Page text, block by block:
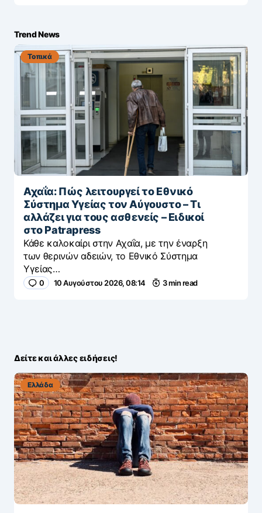
Trend News
Τοπικά
Αχαΐα: Πώς λειτουργεί το Εθνικό
Σύστημα Υγείας τον Αύγουστο – Τι
αλλάζει για τους ασθενείς – Eιδικοί
στο Patrapress
Κάθε καλοκαίρι στην Αχαΐα, με την έναρξη
των θερινών αδειών, το Εθνικό Σύστημα
Υγείας…
0 10 Αυγούστου 2026, 08:14 3 min read
Δείτε και άλλες ειδήσεις!
Ελλάδα